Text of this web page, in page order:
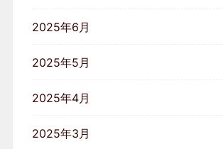
2025年6月
2025年5月
2025年4月
2025年3月